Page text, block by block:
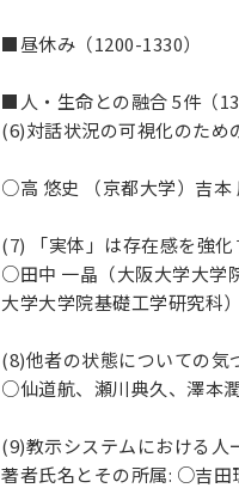
■昼休み（1200-1330）
■人・生命との融合 5件（
(6)対話状況の可視化のため
○高 悠史 （京都大学）吉本
(7) 「実体」は存在感を強
○田中 一晶（大阪大学大学
大学大学院基礎工学研究科）
(8)他者の状態についての気
○仙道航、瀬川典久、澤本
(9)教示システムにおける人
著者氏名とその所属: ○吉田